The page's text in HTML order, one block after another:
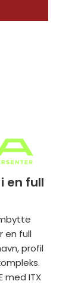
en full
en full
profil
med ITX